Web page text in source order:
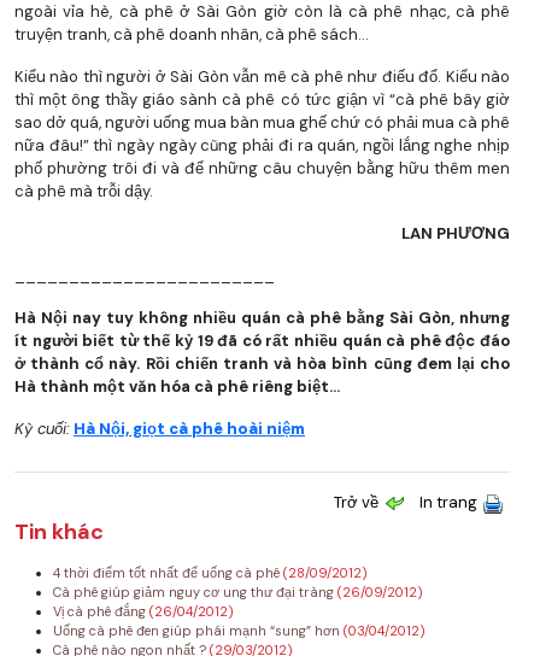
ngoài vỉa hè, cà phê ở Sài Gòn giờ còn là cà phê nhạc, cà phê
truyện tranh, cà phê doanh nhân, cà phê sách...
Kiểu nào thì người ở Sài Gòn vẫn mê cà phê như điếu đổ. Kiểu nào
thì một ông thầy giáo sành cà phê có tức giận vì “cà phê bây giờ
sao dở quá, người uống mua bàn mua ghế chứ có phải mua cà phê
nữa đâu!” thì ngày ngày cũng phải đi ra quán, ngồi lắng nghe nhịp
phố phường trôi đi và để những câu chuyện bằng hữu thêm men
cà phê mà trỗi dậy.
LAN PHƯƠNG
Hà Nội nay tuy không nhiều quán cà phê bằng Sài Gòn, nhưng
ít người biết từ thế kỷ 19 đã có rất nhiều quán cà phê độc đáo
ở thành cổ này. Rồi chiến tranh và hòa bình cũng đem lại cho
Hà thành một văn hóa cà phê riêng biệt...
Kỳ cuối: Hà Nội, giọt cà phê hoài niệm
Trở về In trang
Tin khác
4 thời điểm tốt nhất để uống cà phê (28/09/2012)
Cà phê giúp giảm nguy cơ ung thư đại tràng (26/09/2012)
Vị cà phê đắng (26/04/2012)
Uống cà phê đen giúp phái mạnh “sung” hơn (03/04/2012)
Cà phê nào ngon nhất ? (29/03/2012)